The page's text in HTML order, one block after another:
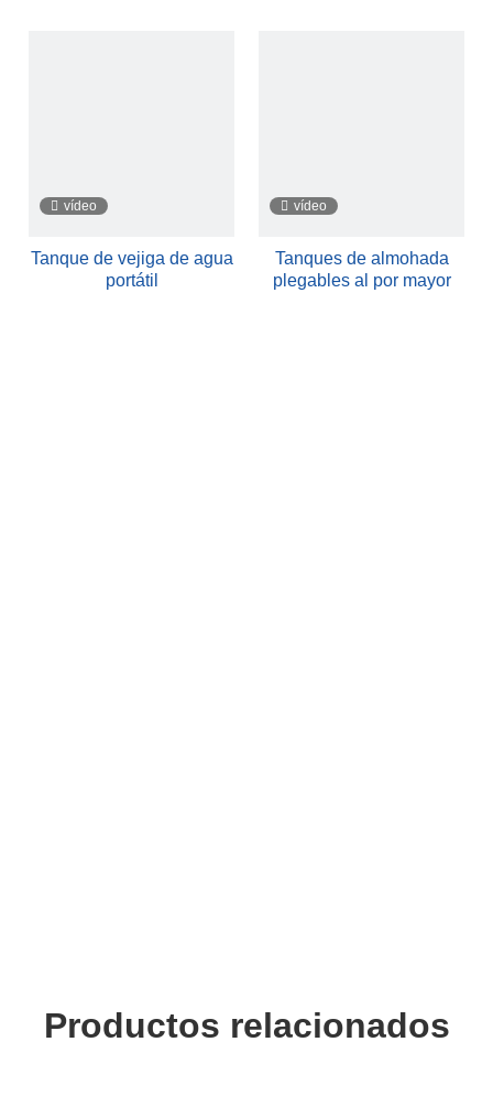
vídeo
Tanque de vejiga de agua
portátil
vídeo
Tanques de almohada
plegables al por mayor
Productos relacionados